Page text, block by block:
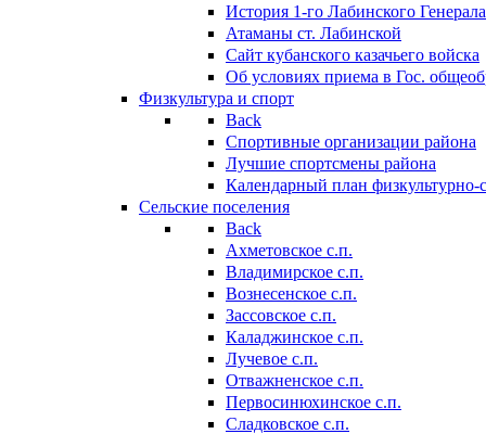
История 1-го Лабинского
Атаманы ст. Лабинской
Cайт кубанского казачьего войска
Об условиях приема в Гос.
Физкультура и спорт
Back
Спортивные организации района
Лучшие спортсмены района
Календарный план
Сельские поселения
Back
Ахметовское с.п.
Владимирское с.п.
Вознесенское с.п.
Зассовское с.п.
Каладжинское с.п.
Лучевое с.п.
Отважненское с.п.
Первосинюхинское с.п.
Сладковское с.п.